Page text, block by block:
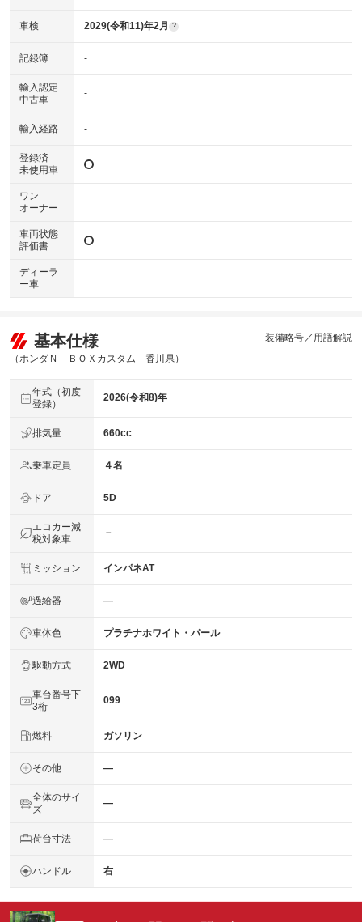
車検 2029(令和11)年2月 ?
記録簿 -
輸入認定
中古車
-
輸入経路 -
登録済
未使用車
ワン
オーナー
-
車両状態
評価書
ディーラ
ー車
-
基本仕様
（ホンダＮ－ＢＯＸカスタム 香川県）
装備略号／用語解説
年式（初度
登録）
2026(令和8)年
排気量 660cc
乗車定員 ４名
ドア 5D
エコカー減
税対象車
－
ミッション インパネAT
過給器 ―
車体色 プラチナホワイト・パール
駆動方式 2WD
車台番号下
3桁
099
燃料 ガソリン
その他 ―
全体のサイ
ズ
―
荷台寸法 ―
ハンドル 右